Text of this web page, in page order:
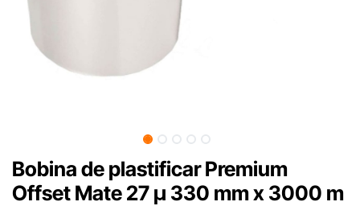
Bobina de plastificar Premium
Offset Mate 27 µ 330 mm x 3000 m